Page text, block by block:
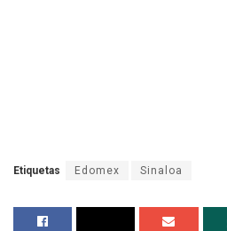
Etiquetas Edomex Sinaloa